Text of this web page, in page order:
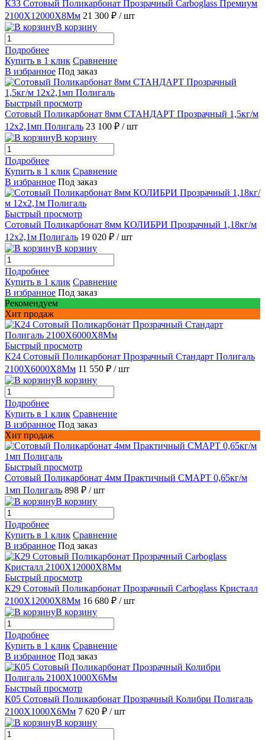
К33 Сотовый Поликарбонат Прозрачный Carboglass Премиум
2100X12000X8Мм 21 300 ₽ / шт
В корзину
Подробнее
Купить в 1 клик Сравнение
В избранное Под заказ
Быстрый просмотр
Сотовый Поликарбонат 8мм СТАНДАРТ Прозрачный 1,5кг/м
12х2,1мп Полигаль 23 100 ₽ / шт
В корзину
Подробнее
Купить в 1 клик Сравнение
В избранное Под заказ
Быстрый просмотр
Сотовый Поликарбонат 8мм КОЛИБРИ Прозрачный 1,18кг/м
12х2,1м Полигаль 19 020 ₽ / шт
В корзину
Подробнее
Купить в 1 клик Сравнение
В избранное Под заказ
Рекомендуем
Хит продаж
Быстрый просмотр
К24 Сотовый Поликарбонат Прозрачный Стандарт Полигаль
2100X6000X8Мм 11 550 ₽ / шт
В корзину
Подробнее
Купить в 1 клик Сравнение
В избранное Под заказ
Хит продаж
Быстрый просмотр
Сотовый Поликарбонат 4мм Практичный СМАРТ 0,65кг/м
1мп Полигаль 898 ₽ / шт
В корзину
Подробнее
Купить в 1 клик Сравнение
В избранное Под заказ
Быстрый просмотр
К29 Сотовый Поликарбонат Прозрачный Carboglass Кристалл
2100X12000X8Мм 16 680 ₽ / шт
В корзину
Подробнее
Купить в 1 клик Сравнение
В избранное Под заказ
Быстрый просмотр
К05 Сотовый Поликарбонат Прозрачный Колибри Полигаль
2100X1000X6Мм 7 620 ₽ / шт
В корзину